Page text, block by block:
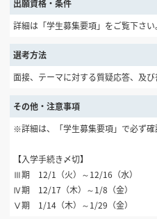
出願資格・条件
詳細は「学生募集要項」をご覧下さい。
選考方法
面接、テーマに対する質疑応答、及
その他・注意事項
※詳細は、「学生募集要項」で必ず確
【入学手続き〆切】
Ⅲ期 12/1（火）～12/16（水）
Ⅳ期 12/17（木）～1/8（金）
Ⅴ期 1/14（木）～1/29（金）